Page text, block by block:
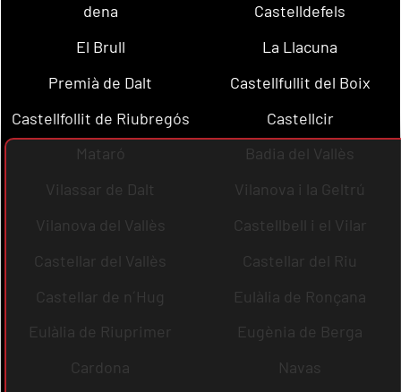
dena
Castelldefels
El Brull
La Llacuna
Premià de Dalt
Castellfullit del Boix
Castellfollit de Riubregós
Castellcir
Mataró
Badia del Vallès
Vilassar de Dalt
Vilanova i la Geltrú
Vilanova del Vallès
Castellbell i el Vilar
Castellar del Vallès
Castellar del Riu
Castellar de n´Hug
Eulàlia de Ronçana
Eulàlia de Riuprimer
Eugènia de Berga
Cardona
Navas